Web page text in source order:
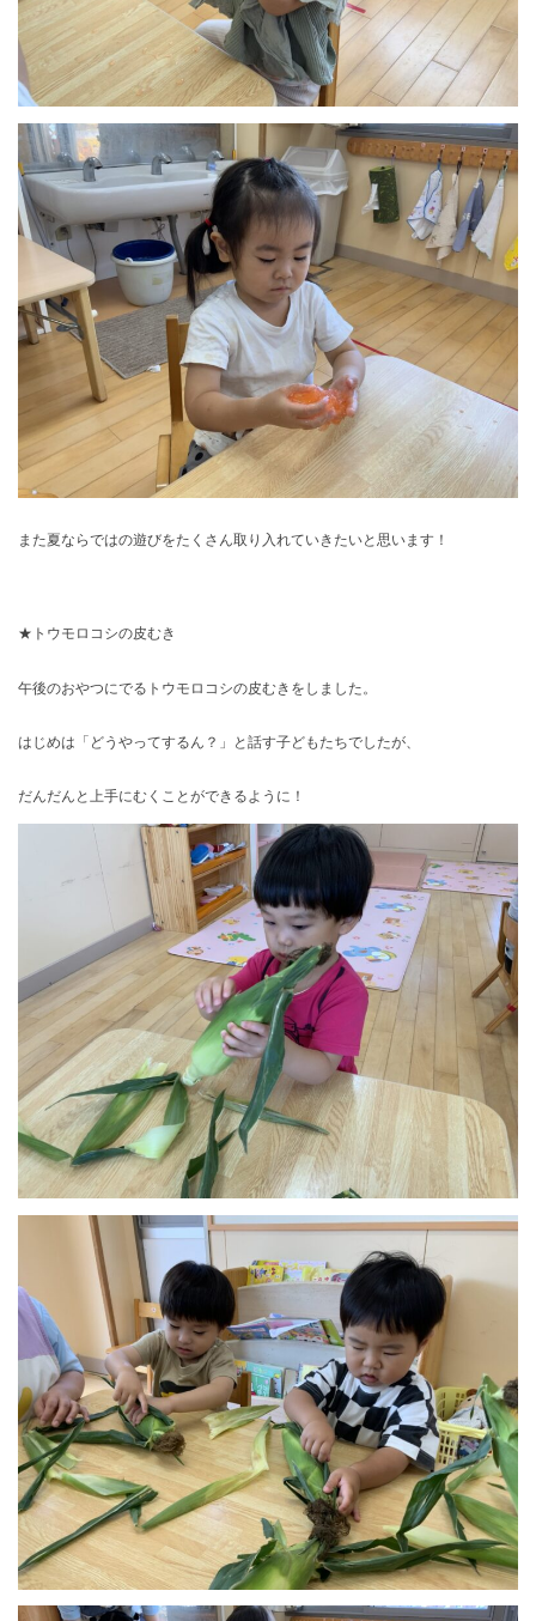
また夏ならではの遊びをたくさん取り入れていきたいと思います！
★トウモロコシの皮むき
午後のおやつにでるトウモロコシの皮むきをしました。
はじめは「どうやってするん？」と話す子どもたちでしたが、
だんだんと上手にむくことができるように！